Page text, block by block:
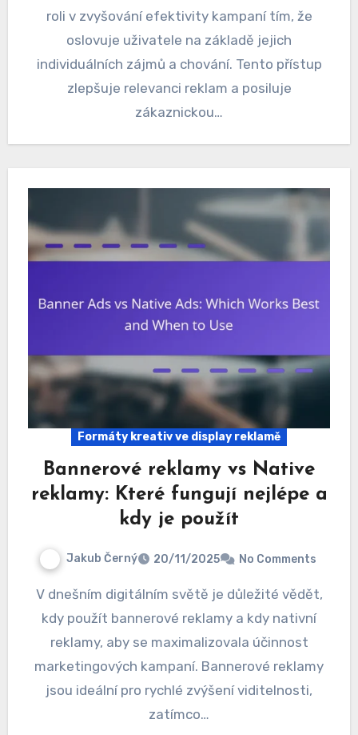
roli v zvyšování efektivity kampaní tím, že
oslovuje uživatele na základě jejich
individuálních zájmů a chování. Tento přístup
zlepšuje relevanci reklam a posiluje
zákaznickou…
Formáty kreativ ve display reklamě
Bannerové reklamy vs Native
reklamy: Které fungují nejlépe a
kdy je použít
Jakub Černý 20/11/2025 No Comments
V dnešním digitálním světě je důležité vědět,
kdy použít bannerové reklamy a kdy nativní
reklamy, aby se maximalizovala účinnost
marketingových kampaní. Bannerové reklamy
jsou ideální pro rychlé zvýšení viditelnosti,
zatímco…